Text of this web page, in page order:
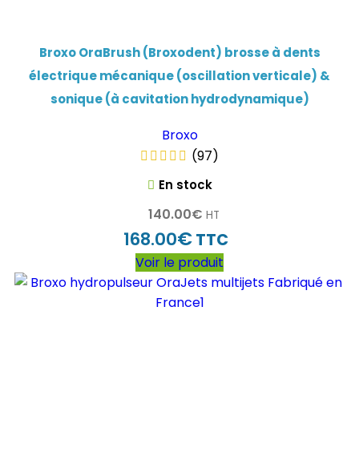
Broxo OraBrush (Broxodent) brosse à dents
électrique mécanique (oscillation verticale) &
sonique (à cavitation hydrodynamique)
Broxo
(97)
En stock
140.00€ HT
168.00€ TTC
Voir le produit